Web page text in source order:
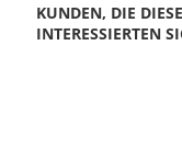
KUNDEN, DIE
INTERESSIERTEN